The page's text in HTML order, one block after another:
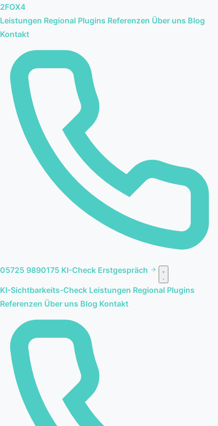
2FOX4
Leistungen Regional Plugins Referenzen Über uns Blog
Kontakt
05725 9890175 KI-Check Erstgespräch
KI-Sichtbarkeits-Check Leistungen Regional Plugins
Referenzen Über uns Blog Kontakt